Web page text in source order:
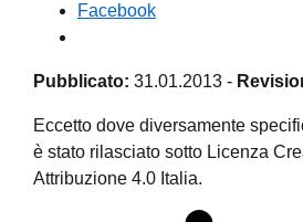
Facebook
Pubblicato: 31.01.2013 -
Eccetto dove diversamente
è stato rilasciato sotto Licenza
Attribuzione 4.0 Italia.